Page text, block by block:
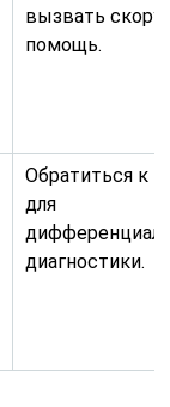
вызвать
помощь.
Обратиться к
для
диагностики.